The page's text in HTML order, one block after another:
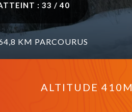
: 33 / 40
KM PARCOURUS
ALTITUDE 410M